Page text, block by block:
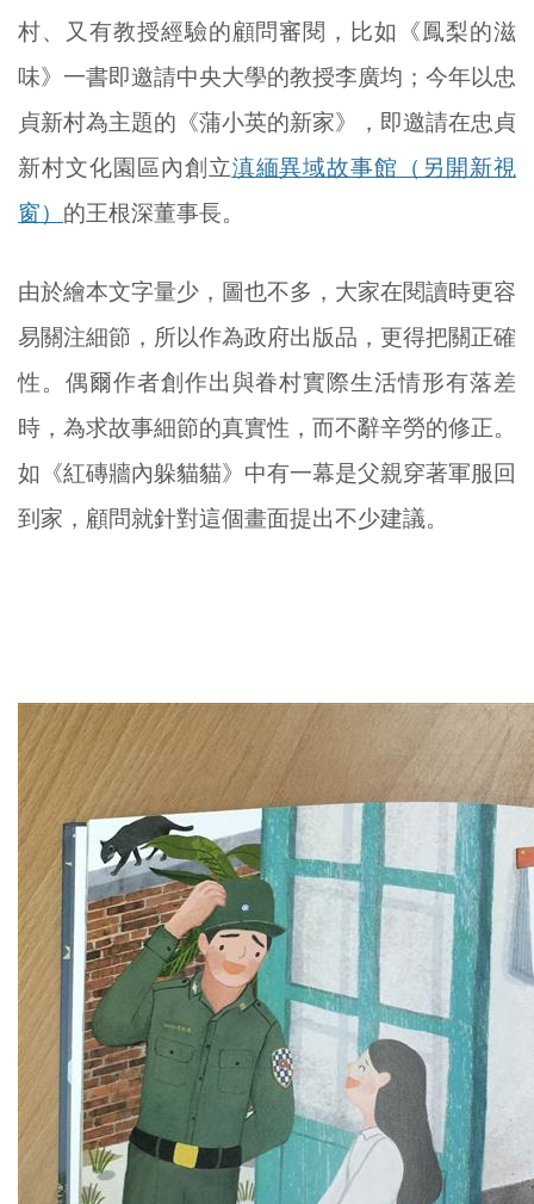
村、又有教授經驗的顧問審閱，比如《鳳梨的滋
味》一書即邀請中央大學的教授李廣均；今年以忠
貞新村為主題的《蒲小英的新家》，即邀請在忠貞
新村文化園區內創立滇緬異域故事館（另開新視
窗） 的王根深董事長。
由於繪本文字量少，圖也不多，大家在閱讀時更容
易關注細節，所以作為政府出版品，更得把關正確
性。偶爾作者創作出與眷村實際生活情形有落差
時，為求故事細節的真實性，而不辭辛勞的修正。
如《紅磚牆內躲貓貓》中有一幕是父親穿著軍服回
到家，顧問就針對這個畫面提出不少建議。